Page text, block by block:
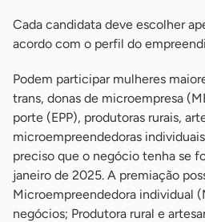
Cada candidata deve escolher
acordo com o perfil do
Podem participar mulheres
trans, donas de microempresa
porte (EPP), produtoras rurais,
microempreendedoras
preciso que o negócio tenha se
janeiro de 2025. A premiação
Microempreendedora individual
negócios; Produtora rural e